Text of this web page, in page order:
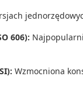
606):
Wzmocniona